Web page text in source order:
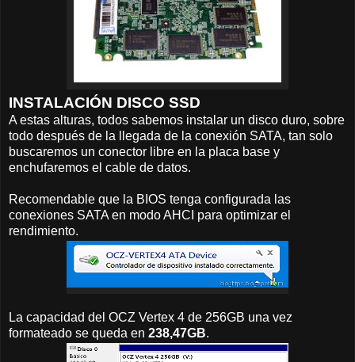
INSTALACIÓN DISCO SSD
A estas alturas, todos sabemos instalar un disco duro, sobre
todo después de la llegada de la conexión SATA, tan solo
buscaremos un conector libre en la placa base y
enchufaremos el cable de datos.
Recomendable que la BIOS tenga configurada las
conexiones SATA en modo AHCI para optimizar el
rendimiento.
La capacidad del OCZ Vertex 4 de 256GB una vez
formateado se queda en 238,47GB.